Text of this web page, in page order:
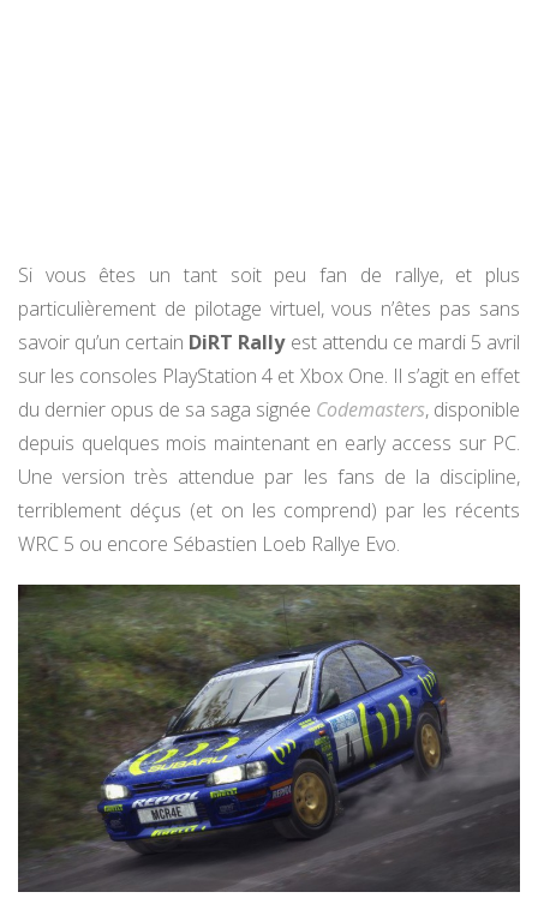
Si vous êtes un tant soit peu fan de rallye, et plus
particulièrement de pilotage virtuel, vous n’êtes pas sans
savoir qu’un certain DiRT Rallyest attendu ce mardi 5 avril
sur les consoles PlayStation 4 et Xbox One. Il s’agit en effet
du dernier opus de sa saga signée Codemasters, disponible
depuis quelques mois maintenant en early access sur PC.
Une version très attendue par les fans de la discipline,
terriblement déçus (et on les comprend) par les récents
WRC 5 ou encore Sébastien Loeb Rallye Evo.